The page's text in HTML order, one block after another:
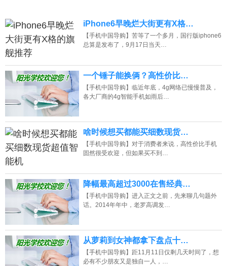
iPhone6早晚烂大街更有X格…
【手机中国导购】苦等了一个多月，国行版iphone6
总算是发布了，9月17日当天…
一个锤子能换俩？高性价比…
【手机中国导购】临近年底，4g网络已慢慢普及，
各大厂商的4g智能手机如雨后…
啥时候想买都能买细数现货…
【手机中国导购】对于消费者来说，高性价比手机
固然很受欢迎，但如果买不到…
降幅最高超过3000在售经典…
【手机中国导购】进入正文之前，先来聊几句题外
话。2014年年中，老罗高调发…
从萝莉到女神都拿下盘点十…
【手机中国导购】距11月11日仅剩几天时间了，想
必有不少朋友又是独自一人，…